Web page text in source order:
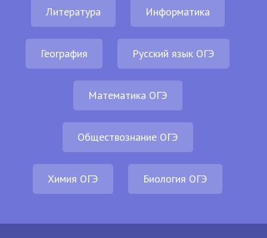
Литература Информатика
География Русский язык ОГЭ
Математика ОГЭ
Обществознание ОГЭ
Химия ОГЭ Биология ОГЭ